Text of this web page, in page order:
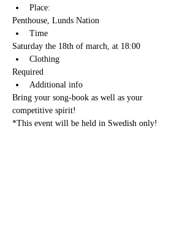
Place:
Penthouse, Lunds Nation
Time
Saturday the 18th of march, at 18:00
Clothing
Required
Additional info
Bring your song-book as well as your
competitive spirit!
*This event will be held in Swedish only!